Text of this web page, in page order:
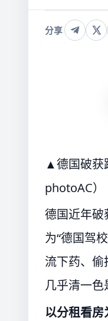
分享
▲德国破获
photoAC）
德国近年破
为“德国驾
流下药、
几乎清一色
以分租看